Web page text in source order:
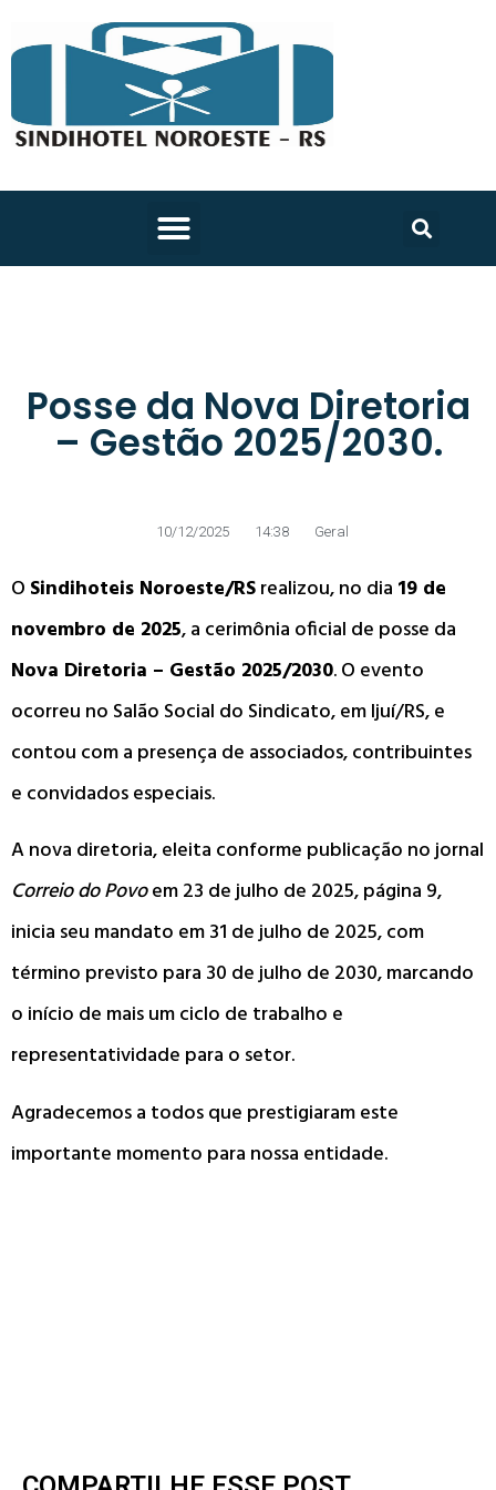
Posse da Nova Diretoria
– Gestão 2025/2030.
10/12/2025 14:38 Geral
O Sindihoteis Noroeste/RSrealizou, no dia 19 de
novembro de 2025, a cerimônia oficial de posse da
Nova Diretoria – Gestão 2025/2030. O evento
ocorreu no Salão Social do Sindicato, em Ijuí/RS, e
contou com a presença de associados, contribuintes
e convidados especiais.
A nova diretoria, eleita conforme publicação no jornal
Correio do Povoem 23 de julho de 2025, página 9,
inicia seu mandato em 31 de julho de 2025, com
término previsto para 30 de julho de 2030, marcando
o início de mais um ciclo de trabalho e
representatividade para o setor.
Agradecemos a todos que prestigiaram este
importante momento para nossa entidade.